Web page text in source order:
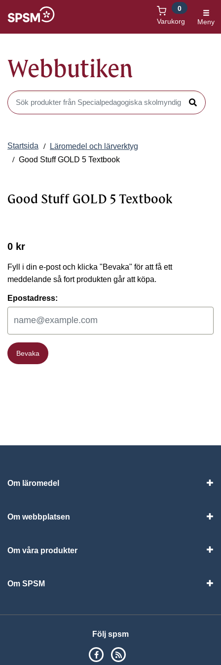
Varukorg
0
Meny
Webbutiken
Sök produkter i Webbutiken
Sök
Startsida
Läromedel och lärverktyg
Good Stuff GOLD 5 Textbook
Good Stuff GOLD 5 Textbook
0 kr
Fyll i din e-post och klicka "Bevaka" för att få ett
meddelande så fort produkten går att köpa.
Epostadress:
Bevaka
Bevaka
Om läromedel
Om webbplatsen
Om våra produkter
Om SPSM
Följ spsm
SPSM på Facebook